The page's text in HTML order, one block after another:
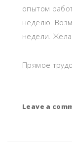
опытом
неделю.
недели.
Прямое
Leave a